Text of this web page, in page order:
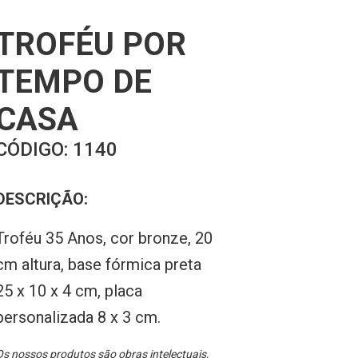
POR
DE
1140
35 Anos, cor bronze, 20
altura, base fórmica preta
x 10 x 4 cm, placa
8 x 3 cm.
nossos produtos são obras intelectuais,